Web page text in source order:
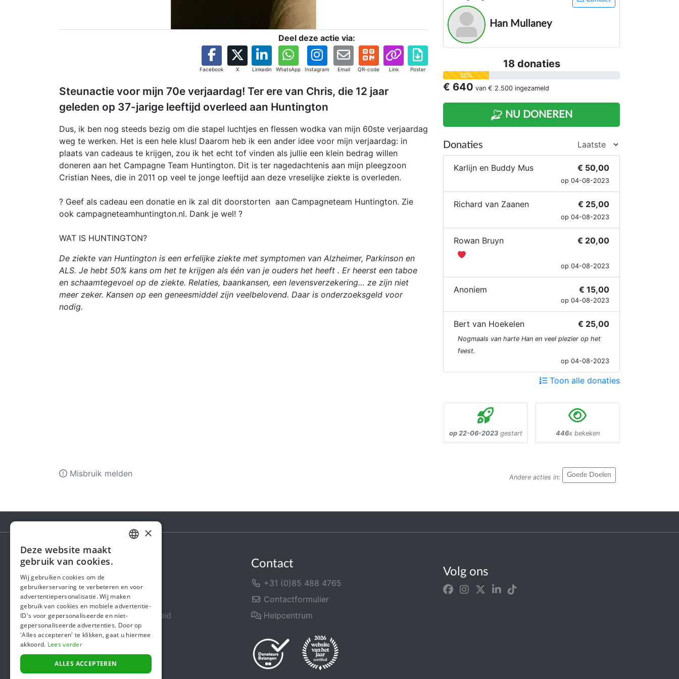
Deel deze actie via:
Facebook X Linkedin WhatsApp Instagram Email QR-code Link Poster
Steunactie voor mijn 70e verjaardag! Ter ere van Chris, die 12 jaar
geleden op 37-jarige leeftijd overleed aan Huntington
Dus, ik ben nog steeds bezig om die stapel luchtjes en flessen wodka van mijn 60ste verjaardag
weg te werken. Het is een hele klus! Daarom heb ik een ander idee voor mijn verjaardag: in
plaats van cadeaus te krijgen, zou ik het echt tof vinden als jullie een klein bedrag willen
doneren aan het Campagne Team Huntington. Dit is ter nagedachtenis aan mijn pleegzoon
Cristian Nees, die in 2011 op veel te jonge leeftijd aan deze vreselijke ziekte is overleden.
? Geef als cadeau een donatie en ik zal dit doorstorten aan Campagneteam Huntington. Zie
ook campagneteamhuntington.nl. Dank je wel! ?
WAT IS HUNTINGTON?
De ziekte van Huntington is een erfelijke ziekte met symptomen van Alzheimer, Parkinson en
ALS. Je hebt 50% kans om het te krijgen als één van je ouders het heeft . Er heerst een taboe
en schaamtegevoel op de ziekte. Relaties, baankansen, een levensverzekering… ze zijn niet
meer zeker. Kansen op een geneesmiddel zijn veelbelovend. Daar is onderzoeksgeld voor
nodig.
ZIekte van Huntington en proberen
voldoende fondsen te werven aan de hand
van een landelijke campagne
doodgezwegen.nl
Han Mullaney
18 donaties
26%
€ 640 van € 2.500 ingezameld
NU DONEREN
Donaties
Karlijn en Buddy Mus € 50,00
op 04-08-2023
Richard van Zaanen € 25,00
op 04-08-2023
Rowan Bruyn € 20,00
op 04-08-2023
Anoniem € 15,00
op 04-08-2023
Bert van Hoekelen € 25,00
Nogmaals van harte Han en veel plezier op het
feest.
op 04-08-2023
Toon alle donaties
op 22-06-2023gestart 446x bekeken
Andere acties in: Goede Doelen
Misbruik melden
Steunactie
Over ons
In de media
Veiligheid & Betrouwbaarheid
Algemene voorwaarden
Privacybeleid
Cookiebeleid
Contact
+31 (0)85 488 4765
Contactformulier
Helpcentrum
Volg ons
ENGLISH
×
Deze website maakt
gebruik van cookies.
Wij gebruiken cookies om de
gebruikerservaring te verbeteren en voor
advertentiepersonalisatie. Wij maken
gebruik van cookies en mobiele advertentie-
ID's voor gepersonaliseerde en niet-
gepersonaliseerde advertenties. Door op
'Alles accepteren' te klikken, gaat u hiermee
akkoord. Lees verder
ALLES ACCEPTEREN